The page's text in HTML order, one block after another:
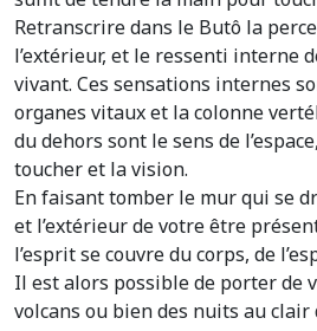
Retranscrire dans le Butô la
l’extérieur, et le ressenti interne
vivant. Ces sensations internes
organes vitaux et la colonne
du dehors sont le sens de
toucher et la vision.
En faisant tomber le mur qui se
et l’extérieur de votre être
l’esprit se couvre du corps, de
Il est alors possible de porter de
volcans ou bien des nuits au clair